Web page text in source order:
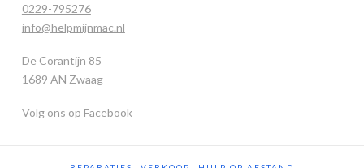
0229-795276
info@helpmijnmac.nl
De Corantijn 85
1689 AN Zwaag
Volg ons op Facebook